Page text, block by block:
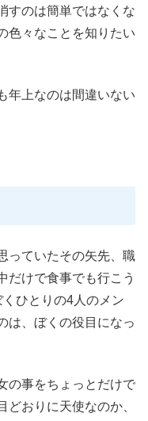
すのは簡単ではなくな
色々なことを知りたい
年上なのは間違いない
っていたその矢先、職
だけで食事でも行こう
ひとりの4人のメン
は、ぼくの役目になっ
の事をちょっとだけで
どおりに天使なのか、